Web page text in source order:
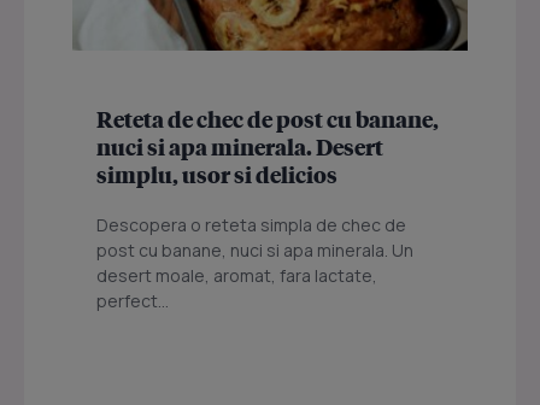
Reteta de chec de post cu banane,
nuci si apa minerala. Desert
simplu, usor si delicios
Descopera o reteta simpla de chec de
post cu banane, nuci si apa minerala. Un
desert moale, aromat, fara lactate,
perfect...